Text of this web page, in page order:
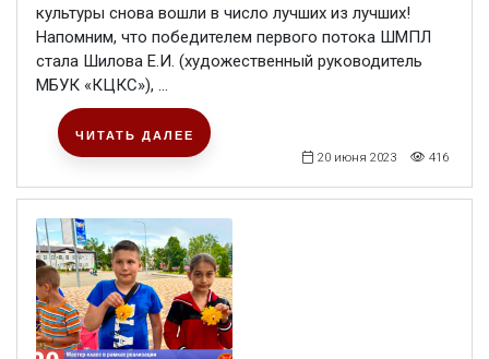
культуры снова вошли в число лучших из лучших!
Напомним, что победителем первого потока ШМПЛ
стала Шилова Е.И. (художественный руководитель
МБУК «КЦКС»), ...
20 июня 2023 416
ЧИТАТЬ ДАЛЕЕ